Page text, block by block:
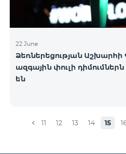
22 June
Ձեռներեցության Աշխարհի
ազգային փուլի
են
11 12 13 14 15